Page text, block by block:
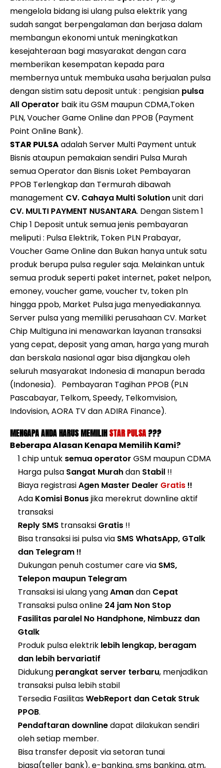
mengelola bidang isi ulang pulsa elektrik yang
sudah sangat berpengalaman dan berjasa dalam
membangun ekonomi untuk meningkatkan
kesejahteraan bagi masyarakat dengan cara
memberikan kesempatan kepada para
membernya untuk membuka usaha berjualan pulsa
dengan sistim satu deposit untuk : pengisian pulsa
All Operator baik itu GSM maupun CDMA,Token
PLN, Voucher Game Online dan PPOB (Payment
Point Online Bank).
STAR PULSAadalah Server Multi Payment untuk
Bisnis ataupun pemakaian sendiri Pulsa Murah
semua Operator dan Bisnis Loket Pembayaran
PPOB Terlengkap dan Termurah dibawah
management CV. Cahaya Multi Solutionunit dari
CV. MULTI PAYMENT NUSANTARA. Dengan Sistem 1
Chip 1 Deposit untuk semua jenis pembayaran
meliputi : Pulsa Elektrik, Token PLN Prabayar,
Voucher Game Online dan Bukan hanya untuk satu
produk berupa pulsa reguler saja. Melainkan untuk
semua produk seperti paket internet, paket nelpon,
emoney, voucher game, voucher tv, token pln
hingga ppob, Market Pulsa juga menyediakannya.
Server pulsa yang memiliki perusahaan CV. Market
Chip Multiguna ini menawarkan layanan transaksi
yang cepat, deposit yang aman, harga yang murah
dan berskala nasional agar bisa dijangkau oleh
seluruh masyarakat Indonesia di manapun berada
(Indonesia). Pembayaran Tagihan PPOB (PLN
Pascabayar, Telkom, Speedy, Telkomvision,
Indovision, AORA TV dan ADIRA Finance).
MENGAPA ANDA HARUS MEMILIH STAR PULSA ???
Beberapa Alasan Kenapa Memilih Kami?
1 chip untuk semua operator GSM maupun CDMA
Harga pulsa Sangat Murahdan Stabil !!
Biaya registrasiAgen Master Dealer Gratis !!
Ada Komisi Bonusjika merekrut downline aktif
transaksi
Reply SMS transaksi Gratis !!
Bisa transaksi isi pulsa via SMS WhatsApp, GTalk
dan Telegram !!
Dukungan penuh costumer care via SMS,
Telepon maupun Telegram
Transaksi isi ulang yangAmandan Cepat
Transaksi pulsa online 24 jam Non Stop
Fasilitas paralel No Handphone, Nimbuzz dan
Gtalk
Produk pulsa elektrik lebih lengkap, beragam
dan lebih bervariatif
Didukung perangkat server terbaru, menjadikan
transaksi pulsa lebih stabil
Tersedia FasilitasWebReport dan Cetak Struk
PPOB.
Pendaftaran downlinedapat dilakukan sendiri
oleh setiap member.
Bisa transfer deposit via setoran tunai
biasa(teller bank), e-banking, sms banking, atm,